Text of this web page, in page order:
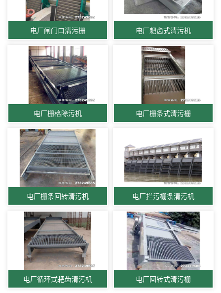
电厂闸门口清污栅 电厂耙齿式清污机
电厂栅格除污机 电厂栅条式清污栅
电厂栅条回转清污机 电厂拦污栅条清污机
电厂循环式耙齿清污机 电厂回转式清污栅